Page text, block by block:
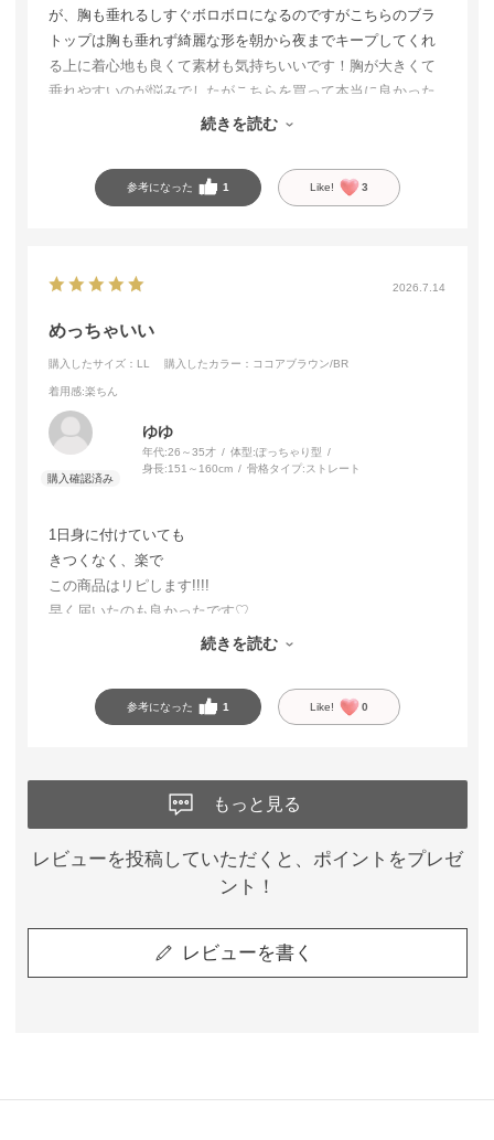
が、胸も垂れるしすぐボロボロになるのですがこちらのブラ
トップは胸も垂れず綺麗な形を朝から夜までキープしてくれ
る上に着心地も良くて素材も気持ちいいです！胸が大きくて
垂れやすいのが悩みでしたがこちらを買って本当に良かった
です。もっも早く出会いたかったし間違いなくベストバイで
続きを読む
参考になった 1 Like! 3
2026.7.14
めっちゃいい
購入したサイズ：LL 購入したカラー：ココアブラウン/BR
着用感:楽ちん
ゆゆ
年代:26～35才 体型:ぽっちゃり型
身長:151～160cm 骨格タイプ: ストレート
1日身に付けていても
きつくなく、楽で
この商品はリピします!!!!
早く届いたのも良かったです♡
ありがとうございました。続きを読む
参考になった 1 Like! 0
もっと見る
レビューを投稿していただくと、ポイントをプレゼ
ント！
レビューを書く